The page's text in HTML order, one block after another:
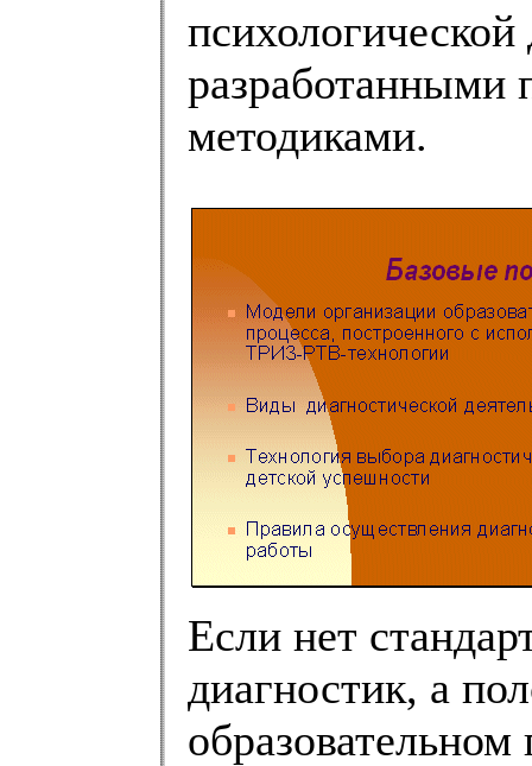
разработанными
методиками.
Если нет
диагностик, а